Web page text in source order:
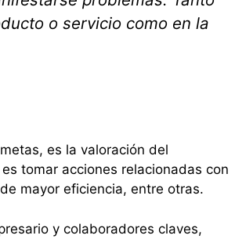
o servicio como en la
es la valoración del
tomar acciones relacionadas con
mayor eficiencia, entre otras.
y colaboradores claves,